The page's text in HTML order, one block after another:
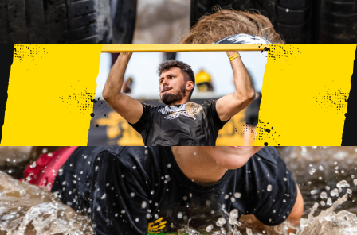
KIDS
15 PRZESZKÓD
1 KM+
TRENINGI
WYDARZENIA
RUNMAGEDDON LUBLIN ZALEW ZEMBORZYCKI
22/23.08.2026
RUNMAGEDDON ERGO ARENA GDAŃSK/SOPOT
12/13.09.2026
RUNMAGEDDON KIDS: DEMO WARSZAWA 24/26.09.2026
RUNMAGEDDON WROCŁAW KOPALNIA ROLANTOWICE
26/27.09.2026
RUNMAGEDDON WARSZAWA TWIERDZA MODLIN